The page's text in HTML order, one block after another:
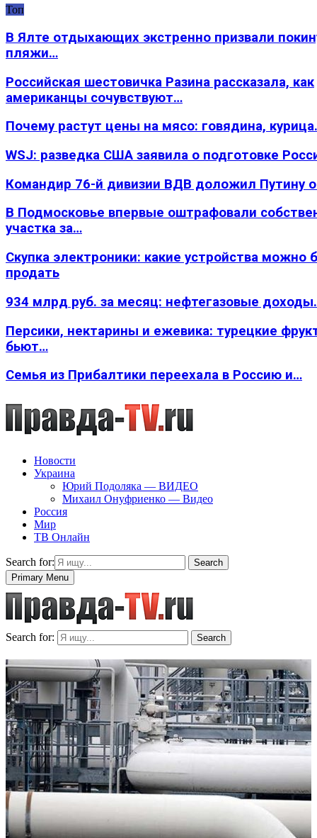
Топ
В Ялте отдыхающих экстренно призвали
пляжи…
Российская шестовичка Разина рассказала, как
американцы сочувствуют…
Почему растут цены на мясо: говядина,
WSJ: разведка США заявила о подготовке
Командир 76-й дивизии ВДВ доложил Путину
В Подмосковье впервые оштрафовали
участка за…
Скупка электроники: какие устройства можно
продать
934 млрд руб. за месяц: нефтегазовые
Персики, нектарины и ежевика: турецкие
бьют…
Семья из Прибалтики переехала в Россию и…
Новости
Украина
Юрий Подоляка — ВИДЕО
Михаил Онуфриенко — Видео
Россия
Мир
ТВ Онлайн
Search for:
Search
Primary Menu
Search for: Search